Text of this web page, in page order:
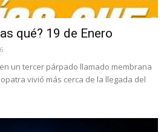
qué? 19 de Enero
un tercer párpado llamado membrana
vivió más cerca de la llegada del